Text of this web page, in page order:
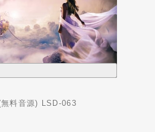
料音源) LSD-063